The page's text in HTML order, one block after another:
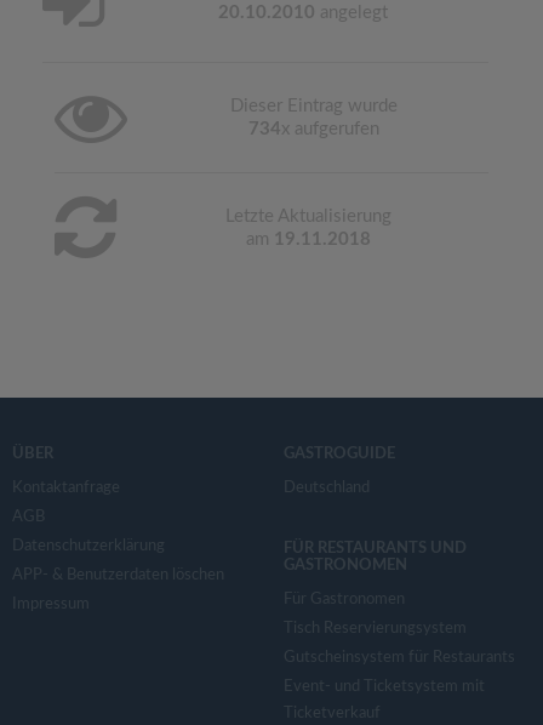
20.10.2010 angelegt
Dieser Eintrag wurde
734x aufgerufen
Letzte Aktualisierung
am 19.11.2018
ÜBER
Kontaktanfrage
AGB
Datenschutzerklärung
APP- & Benutzerdaten löschen
Impressum
GASTROGUIDE
Deutschland
FÜR RESTAURANTS UND
GASTRONOMEN
Für Gastronomen
Tisch Reservierungsystem
Gutscheinsystem für Restaurants
Event- und Ticketsystem mit
Ticketverkauf